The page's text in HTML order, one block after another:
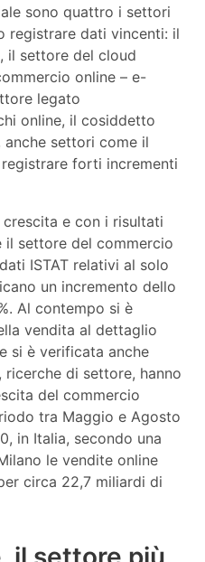
sono quattro i settori
registrare dati vincenti: il
il settore del cloud
online – e-
legato
online, il cosiddetto
settori come il
forti incrementi
e con i risultati
il settore del commercio
ISTAT relativi al solo
un incremento dello
Al contempo si è
vendita al dettaglio
si è verificata anche
ricerche di settore, hanno
del commercio
tra Maggio e Agosto
in Italia, secondo una
le vendite online
circa 22,7 miliardi di